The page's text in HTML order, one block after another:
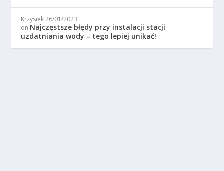
Krzysiek 26/01/2023
on Najczęstsze błędy przy instalacji stacji
uzdatniania wody – tego lepiej unikać!